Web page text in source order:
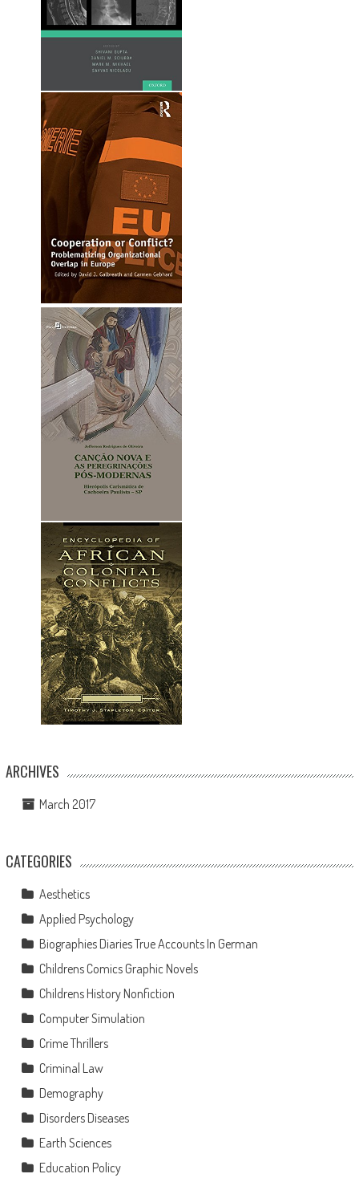
ARCHIVES
March 2017
CATEGORIES
Aesthetics
Applied Psychology
Biographies Diaries True Accounts In German
Childrens Comics Graphic Novels
Childrens History Nonfiction
Computer Simulation
Crime Thrillers
Criminal Law
Demography
Disorders Diseases
Earth Sciences
Education Policy